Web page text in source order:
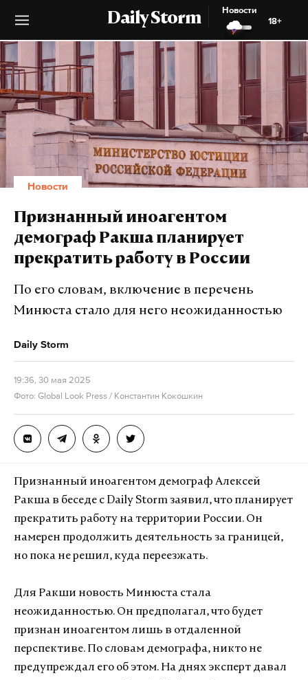
Daily Storm
Новости
18+
Новости
Признанный иноагентом
демограф Ракша планирует
прекратить работу в России
По его словам, включение в перечень
Минюста стало для него неожиданностью
Daily Storm
19:36, 30 мая 2025
Фото: Global Look Press / Константин Кокошкин
Признанный иноагентом демограф Алексей
Ракша в беседе с Daily Storm заявил, что планирует
прекратить работу на территории России. Он
намерен продолжить деятельность за границей,
но пока не решил, куда переезжать.
Для Ракши новость Минюста стала
неожиданностью. Он предполагал, что будет
признан иноагентом лишь в отдаленной
перспективе. По словам демографа, никто не
предупреждал его об этом. На днях эксперт давал